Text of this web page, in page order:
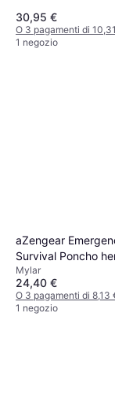
30,95 €
O 3 pagamenti di
1 negozio
aZengear
Survival Poncho
Foil Coating Blanket
Mylar
24,40 €
O 3 pagamenti di 8,13
1 negozio